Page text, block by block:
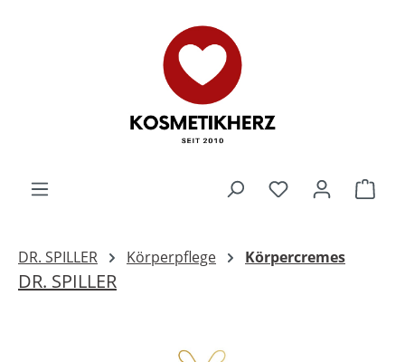
Du hast 0
DR. SPILLER Körperpflege Körpercremes
DR. SPILLER